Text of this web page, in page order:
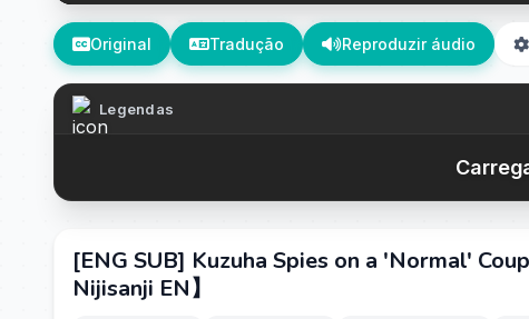
Original Tradução Reproduzir áudio
Legendas
[ENG SUB] Kuzuha Spies on a 'Normal'
Nijisanji EN】